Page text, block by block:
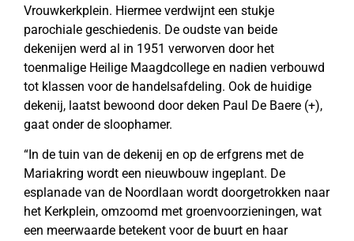
Vrouwkerkplein. Hiermee verdwijnt een stukje
parochiale geschiedenis. De oudste van beide
dekenijen werd al in 1951 verworven door het
toenmalige Heilige Maagdcollege en nadien verbouwd
tot klassen voor de handelsafdeling. Ook de huidige
dekenij, laatst bewoond door deken Paul De Baere (+),
gaat onder de sloophamer.
“In de tuin van de dekenij en op de erfgrens met de
Mariakring wordt een nieuwbouw ingeplant. De
esplanade van de Noordlaan wordt doorgetrokken naar
het Kerkplein, omzoomd met groenvoorzieningen, wat
een meerwaarde betekent voor de buurt en haar